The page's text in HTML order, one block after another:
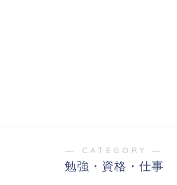
― CATEGORY ―
勉強・資格・仕事